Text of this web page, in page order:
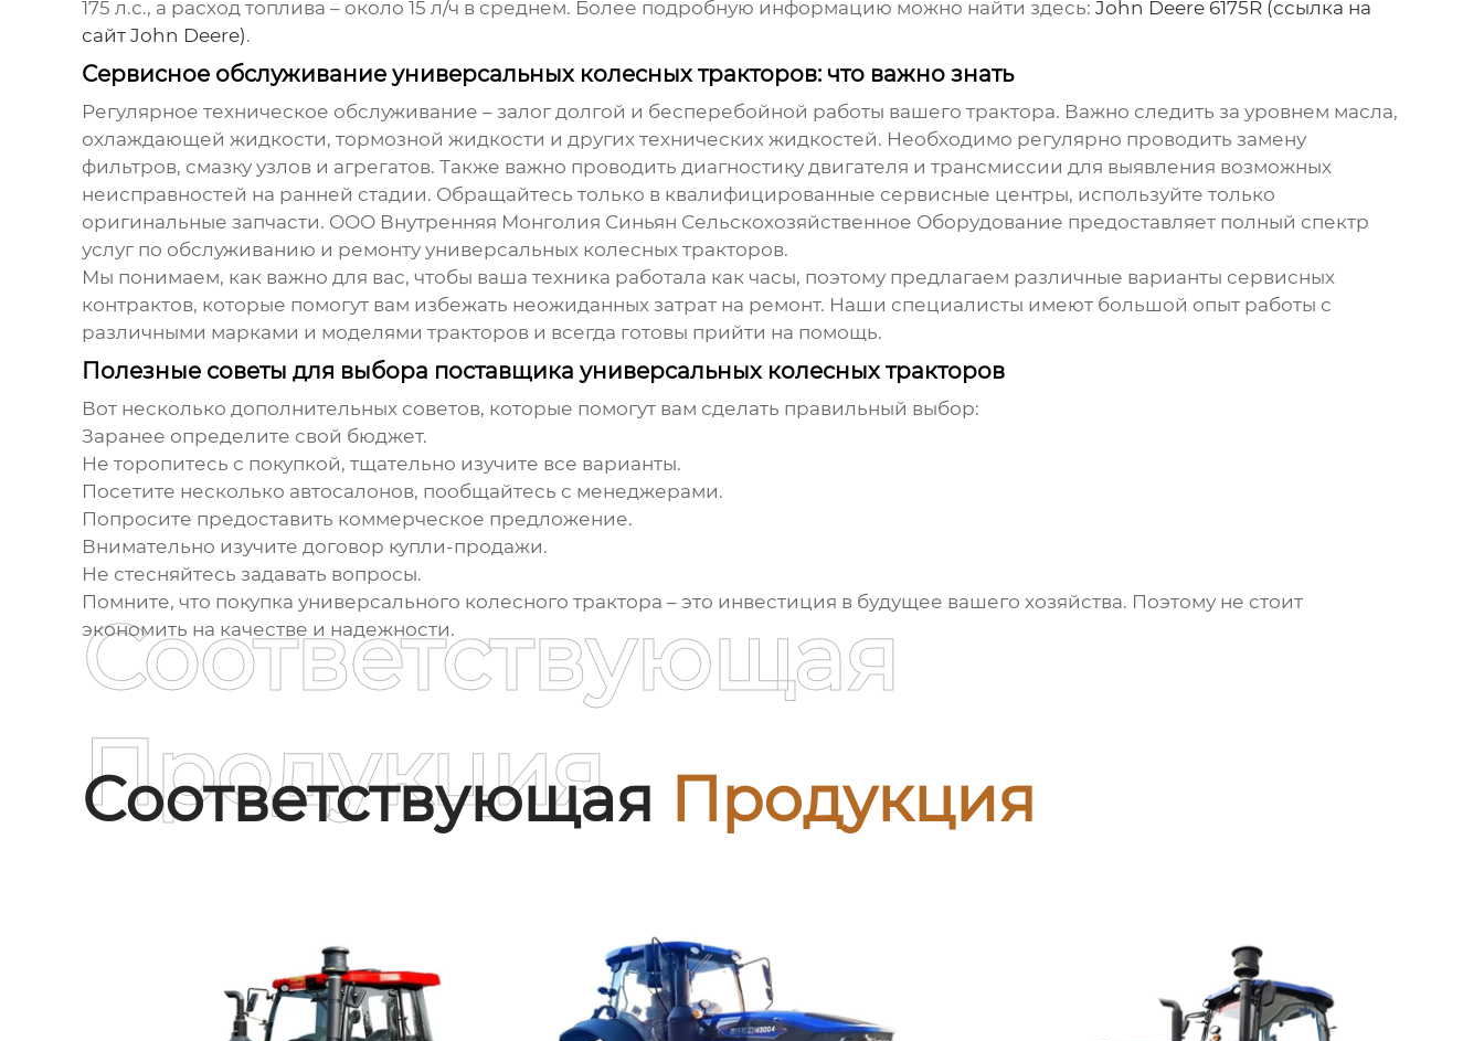
175 л.с., а расход топлива – около 15 л/ч в среднем. Более подробную информацию можно найти здесь: John Deere 6175R (ссылка на
сайт John Deere).
Сервисное обслуживание универсальных колесных тракторов: что важно знать
Регулярное техническое обслуживание – залог долгой и бесперебойной работы вашего трактора. Важно следить за уровнем масла,
охлаждающей жидкости, тормозной жидкости и других технических жидкостей. Необходимо регулярно проводить замену
фильтров, смазку узлов и агрегатов. Также важно проводить диагностику двигателя и трансмиссии для выявления возможных
неисправностей на ранней стадии. Обращайтесь только в квалифицированные сервисные центры, используйте только
оригинальные запчасти. ООО Внутренняя Монголия Синьян Сельскохозяйственное Оборудование предоставляет полный спектр
услуг по обслуживанию и ремонту универсальных колесных тракторов.
Мы понимаем, как важно для вас, чтобы ваша техника работала как часы, поэтому предлагаем различные варианты сервисных
контрактов, которые помогут вам избежать неожиданных затрат на ремонт. Наши специалисты имеют большой опыт работы с
различными марками и моделями тракторов и всегда готовы прийти на помощь.
Полезные советы для выбора поставщика универсальных колесных тракторов
Вот несколько дополнительных советов, которые помогут вам сделать правильный выбор:
Заранее определите свой бюджет.
Не торопитесь с покупкой, тщательно изучите все варианты.
Посетите несколько автосалонов, пообщайтесь с менеджерами.
Попросите предоставить коммерческое предложение.
Внимательно изучите договор купли-продажи.
Не стесняйтесь задавать вопросы.
Помните, что покупка универсального колесного трактора – это инвестиция в будущее вашего хозяйства. Поэтому не стоит
экономить на качестве и надежности.
Соответствующая Продукция
Соответствующая
Продукция